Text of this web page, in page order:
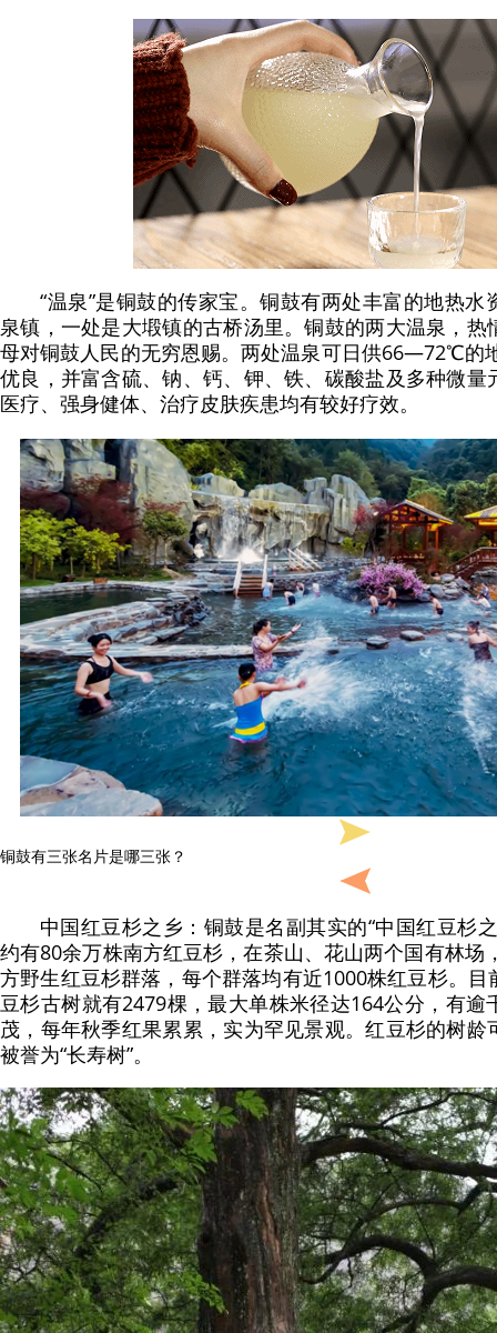
“温泉”是铜鼓的传家宝。铜鼓有两处丰富的地热
泉镇，一处是大塅镇的古桥汤里。铜鼓的两大温泉，热
母对铜鼓人民的无穷恩赐。两处温泉可日供66—72℃的
优良，并富含硫、钠、钙、钾、铁、碳酸盐及多种微量
医疗、强身健体、治疗皮肤疾患均有较好疗效。
铜鼓有三张名片是哪三张？
中国红豆杉之乡：铜鼓是名副其实的“中国红豆杉
约有80余万株南方红豆杉，在茶山、花山两个国有林场
方野生红豆杉群落，每个群落均有近1000株红豆杉。
豆杉古树就有2479棵，最大单株米径达164公分，有逾
茂，每年秋季红果累累，实为罕见景观。红豆杉的树龄
被誉为“长寿树”。